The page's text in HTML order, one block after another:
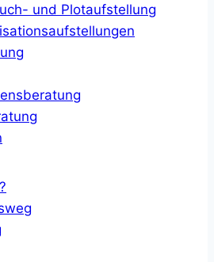
und Plotaufstellung